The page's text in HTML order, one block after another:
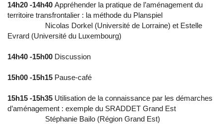
14h20 -14h40 Appréhender la pratique de l’aménagement du
territoire transfrontalier : la méthode du Planspiel
Nicolas Dorkel (Université de Lorraine) et Estelle
Evrard (Université du Luxembourg)
14h40 -15h00 Discussion
15h00 -15h15 Pause-café
15h15 -15h35 Utilisation de la connaissance par les démarches
d’aménagement : exemple du SRADDET Grand Est
Stéphanie Bailo (Région Grand Est)